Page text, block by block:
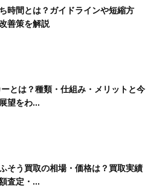
時間とは？ガイドラインや短縮方
善策を解説
ーとは？種類・仕組み・メリットと今
望をわ...
そう買取の相場・価格は？買取実績
査定・...